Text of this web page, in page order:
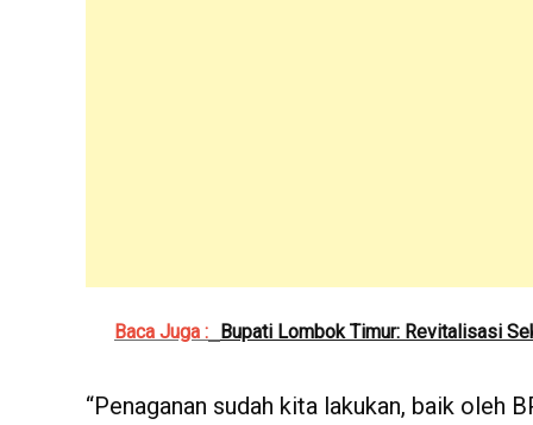
Baca Juga : Bupati Lombok Timur: Revitalisasi
“Penaganan sudah kita lakukan, baik oleh